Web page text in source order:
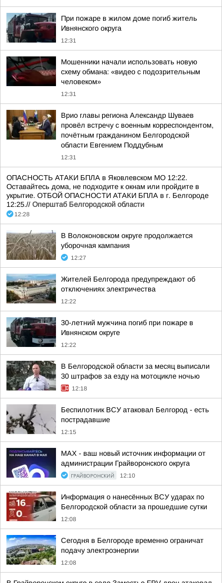
При пожаре в жилом доме погиб житель
Ивнянского округа
12:31
Мошенники начали использовать новую
схему обмана: «видео с подозрительным
человеком»
12:31
Врио главы региона Александр Шуваев
провёл встречу с военным корреспондентом,
почётным гражданином Белгородской
области Евгением Поддубным
12:31
ОПАСНОСТЬ АТАКИ БПЛА в Яковлевском МО 12:22.
Оставайтесь дома, не подходите к окнам или пройдите в
укрытие. ОТБОЙ ОПАСНОСТИ АТАКИ БПЛА в г. Белгороде
12:25.// Оперштаб Белгородской области
12:28
В Волоконовском округе продолжается
уборочная кампания
12:27
Жителей Белгорода предупреждают об
отключениях электричества
12:22
30-летний мужчина погиб при пожаре в
Ивнянском округе
12:22
В Белгородской области за месяц выписали
30 штрафов за езду на мотоцикле ночью
12:18
Беспилотник ВСУ атаковал Белгород - есть
пострадавшие
12:15
MAX - ваш новый источник информации от
администрации Грайворонского округа
ГРАЙВОРОНСКИЙ 12:10
Информация о нанесённых ВСУ ударах по
Белгородской области за прошедшие сутки
12:08
Сегодня в Белгороде временно ограничат
подачу электроэнергии
12:08